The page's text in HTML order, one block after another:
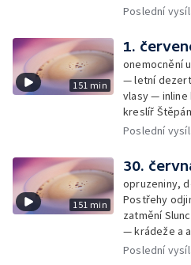
rekordmanka
Poslední
151 min
1.
onemocnění
— letní
vlasy —
kreslíř
Poslední
151 min
30.
opruzeniny,
Postřehy
zatmění
— krádeže a
Cmorik
Poslední